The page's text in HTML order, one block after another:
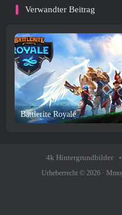
Verwandter Beitrag
Battlerite Royale
4k Hintergrundbilder
Urheberrecht © 2026 ·